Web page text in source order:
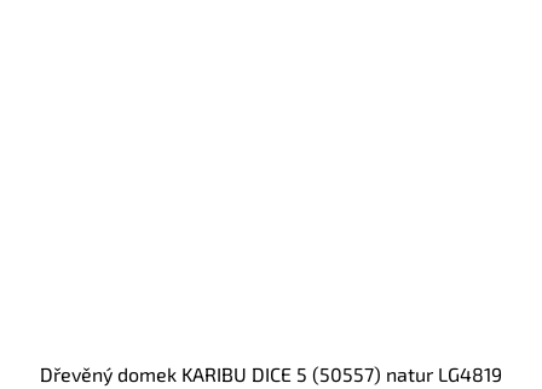
dřevěný domek KARIBU DICE 5 (50557) natur LG4819